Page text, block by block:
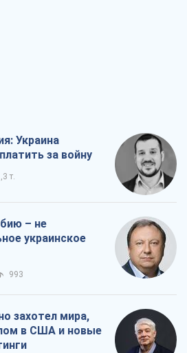
Украина
за войну
т.
– не
украинское
993
захотел мира,
в США и новые